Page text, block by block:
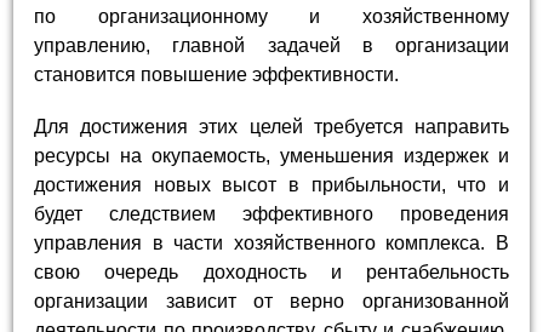
по организационному и хозяйственному
управлению, главной задачей в организации
становится повышение эффективности.
Для достижения этих целей требуется направить
ресурсы на окупаемость, уменьшения издержек и
достижения новых высот в прибыльности, что и
будет следствием эффективного проведения
управления в части хозяйственного комплекса. В
свою очередь доходность и рентабельность
организации зависит от верно организованной